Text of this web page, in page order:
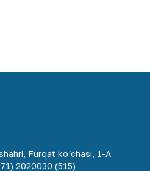
Furqat ko‘chasi, 1-A
2020030 (515)